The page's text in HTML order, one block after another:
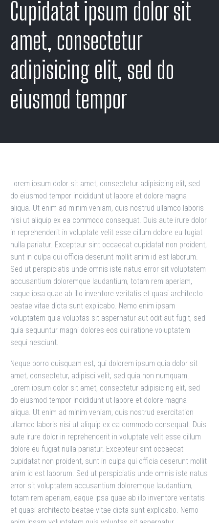
Cupidatat ipsum dolor sit
amet, consectetur
adipisicing elit, sed do
eiusmod tempor
Lorem ipsum dolor sit amet, consectetur adipisicing elit, sed
do eiusmod tempor incididunt ut labore et dolore magna
aliqua. Ut enim ad minim veniam, quis nostrud ullamco laboris
nisi ut aliquip ex ea commodo consequat. Duis aute irure dolor
in reprehenderit in voluptate velit esse cillum dolore eu fugiat
nulla pariatur. Excepteur sint occaecat cupidatat non proident,
sunt in culpa qui officia deserunt mollit anim id est laborum.
Sed ut perspiciatis unde omnis iste natus error sit voluptatem
accusantium doloremque laudantium, totam rem aperiam,
eaque ipsa quae ab illo inventore veritatis et quasi architecto
beatae vitae dicta sunt explicabo. Nemo enim ipsam
voluptatem quia voluptas sit aspernatur aut odit aut fugit, sed
quia sequuntur magni dolores eos qui ratione voluptatem
sequi nesciunt.
Neque porro quisquam est, qui dolorem ipsum quia dolor sit
amet, consectetur, adipisci velit, sed quia non numquam.
Lorem ipsum dolor sit amet, consectetur adipisicing elit, sed
do eiusmod tempor incididunt ut labore et dolore magna
aliqua. Ut enim ad minim veniam, quis nostrud exercitation
ullamco laboris nisi ut aliquip ex ea commodo consequat. Duis
aute irure dolor in reprehenderit in voluptate velit esse cillum
dolore eu fugiat nulla pariatur. Excepteur sint occaecat
cupidatat non proident, sunt in culpa qui officia deserunt mollit
anim id est laborum. Sed ut perspiciatis unde omnis iste natus
error sit voluptatem accusantium doloremque laudantium,
totam rem aperiam, eaque ipsa quae ab illo inventore veritatis
et quasi architecto beatae vitae dicta sunt explicabo. Nemo